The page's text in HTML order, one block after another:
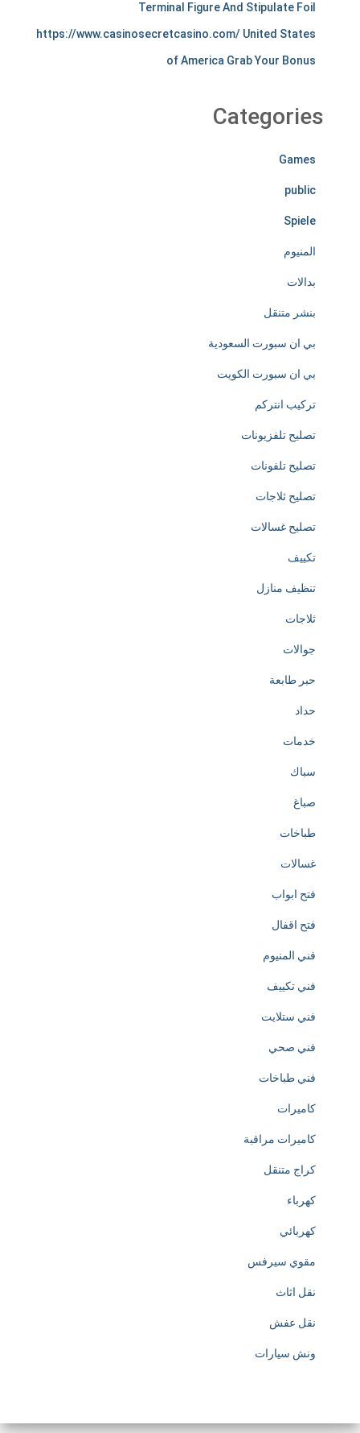
s
e
s
s
y
d
e
d
c
a
e
d
o
h
e
c
e
a
o
n
o
h
p
s
w
w
.
Terminal Figure And Stipulate Foil
https://www.casinosecretcasino.com/ United States
of America Grab Your Bonus
Categories
Games
public
Spiele
المنيوم
بدالات
بنشر متنقل
بي ان سبورت السعودية
بي ان سبورت الكويت
تركيب انتركم
تصليح تلفزيونات
تصليح تلفونات
تصليح ثلاجات
تصليح غسالات
تكييف
تنظيف منازل
ثلاجات
جوالات
حبر طابعة
حداد
خدمات
سباك
صباغ
طباخات
غسالات
فتح ابواب
فتح اقفال
فني المنيوم
فني تكييف
فني ستلايت
فني صحي
فني طباخات
كاميرات
كاميرات مراقبة
كراج متنقل
كهرباء
كهربائي
مقوي سيرفس
نقل اثاث
نقل عفش
ونش سيارات